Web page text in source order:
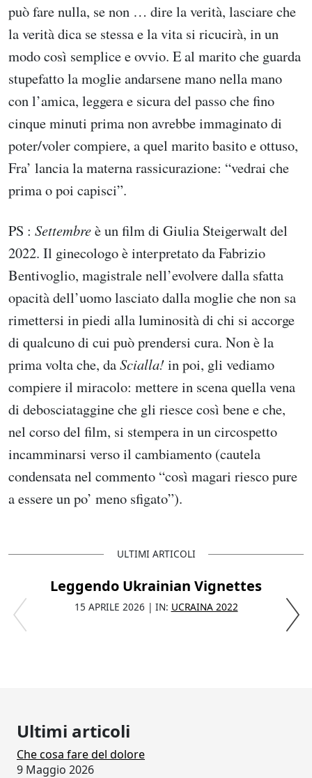
può fare nulla, se non … dire la verità, lasciare che
la verità dica se stessa e la vita si ricucirà, in un
modo così semplice e ovvio. E al marito che guarda
stupefatto la moglie andarsene mano nella mano
con l’amica, leggera e sicura del passo che fino
cinque minuti prima non avrebbe immaginato di
poter/voler compiere, a quel marito basito e ottuso,
Fra’ lancia la materna rassicurazione: “vedrai che
prima o poi capisci”.
PS : Settembreè un film di Giulia Steigerwalt del
2022. Il ginecologo è interpretato da Fabrizio
Bentivoglio, magistrale nell’evolvere dalla sfatta
opacità dell’uomo lasciato dalla moglie che non sa
rimettersi in piedi alla luminosità di chi si accorge
di qualcuno di cui può prendersi cura. Non è la
prima volta che, daScialla! in poi, gli vediamo
compiere il miracolo: mettere in scena quella vena
di debosciataggine che gli riesce così bene e che,
nel corso del film, si stempera in un circospetto
incamminarsi verso il cambiamento (cautela
condensata nel commento “così magari riesco pure
a essere un po’ meno sfigato”).
ULTIMI ARTICOLI
Leggendo Ukrainian Vignettes
15 APRILE 2026 | IN: UCRAINA 2022
Ultimi articoli
Che cosa fare del dolore
9 Maggio 2026